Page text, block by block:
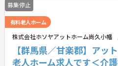
募集停止
有料老人ホーム
株式会社ホソヤアットホーム尚久小幡
【群馬県／甘楽郡】アッ
老人ホーム求人です＜介